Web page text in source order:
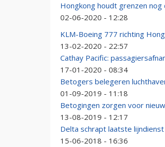
Hongkong houdt grenzen
02-06-2020 - 12:28
KLM-Boeing 777 richting
13-02-2020 - 22:57
Cathay Pacific:
17-01-2020 - 08:34
Betogers belegeren
01-09-2019 - 11:18
Betogingen zorgen voor
13-08-2019 - 12:17
Delta schrapt laatste
15-06-2018 - 16:36